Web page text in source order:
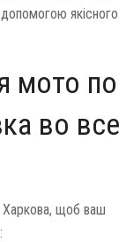
якісного
мото по
во все
Харкова, щоб ваш